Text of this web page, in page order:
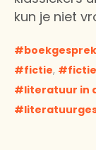
kun je niet
fictie,
literatuur in